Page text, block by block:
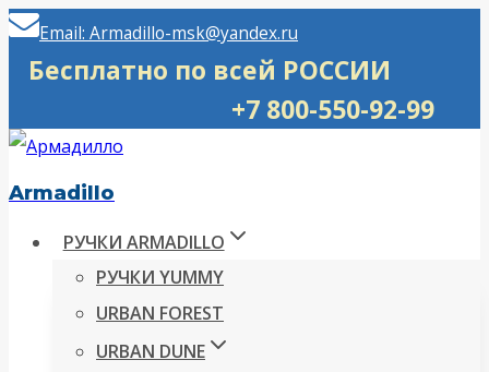
Перейти
Email: Armadillo-msk@yandex.ru
Бесплатно по всей РОССИИ
+7 800-550-92-99
Armadillo
РУЧКИ ARMADILLO
РУЧКИ YUMMY
URBAN FOREST
URBAN DUNE